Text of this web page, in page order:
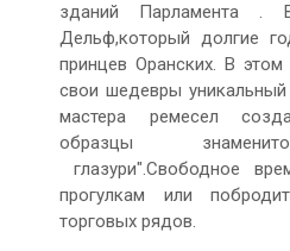
зданий Парламента .
Дельф,который долгие
принцев Оранских. В
свои шедевры
мастера ремесел
образцы
глазури".Свободное
прогулкам или
торговых рядов.